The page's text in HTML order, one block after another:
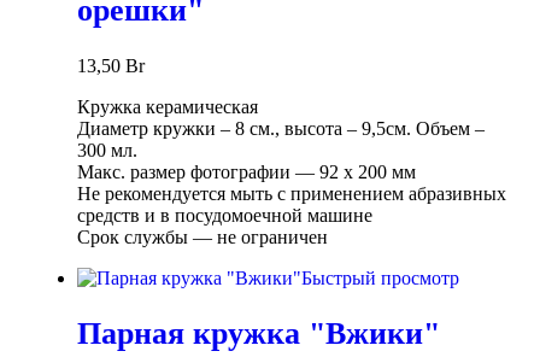
орешки"
13,50 Br
Кружка керамическая
Диаметр кружки – 8 см., высота – 9,5см. Объем –
300 мл.
Макс. размер фотографии ― 92 х 200 мм
Не рекомендуется мыть с применением абразивных
средств и в посудомоечной машине
Срок службы ― не ограничен
Быстрый просмотр
Парная кружка "Вжики"